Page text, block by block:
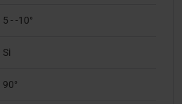
5 - -10°
Si
90°